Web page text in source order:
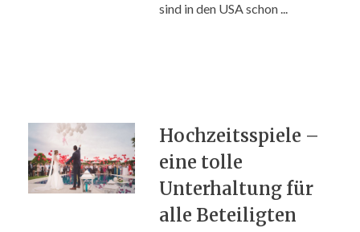
sind in den USA schon ...
Hochzeitsspiele –
eine tolle
Unterhaltung für
alle Beteiligten